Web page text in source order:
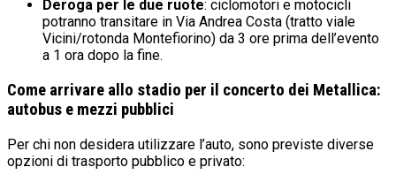
Deroga per le due ruote: ciclomotori e motocicli
potranno transitare in Via Andrea Costa (tratto viale
Vicini/rotonda Montefiorino) da 3 ore prima dell’evento
a 1 ora dopo la fine.
Come arrivare allo stadio per il concerto dei Metallica:
autobus e mezzi pubblici
Per chi non desidera utilizzare l’auto, sono previste diverse
opzioni di trasporto pubblico e privato: